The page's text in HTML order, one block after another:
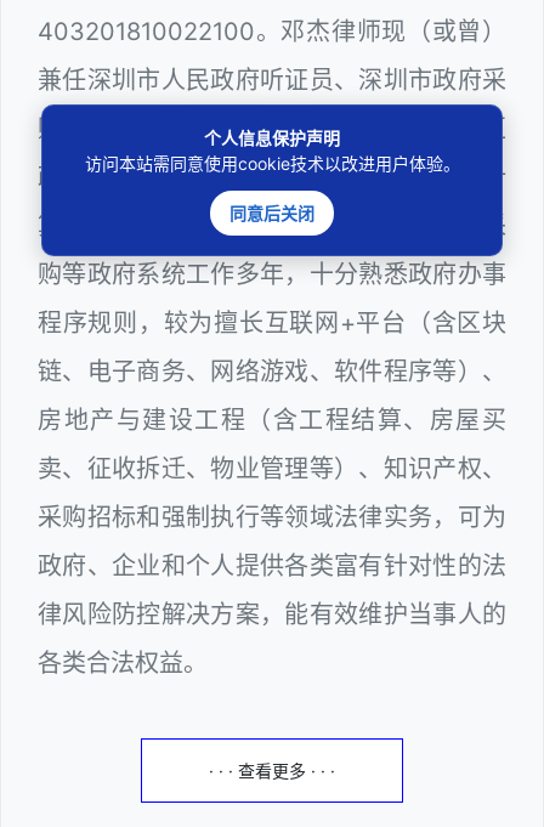
403201810022100。邓杰律师现（或曾）
兼任深圳市人民政府听证员、深圳市政府采
购评审专家（法律类），曾担任深圳市某区
政府部门公职律师、建设工程定标专家、计
算机信息网络安全员，在建筑工务、政府采
购等政府系统工作多年，十分熟悉政府办事
程序规则，较为擅长互联网+平台（含区块
链、电子商务、网络游戏、软件程序等）、
房地产与建设工程（含工程结算、房屋买
卖、征收拆迁、物业管理等）、知识产权、
采购招标和强制执行等领域法律实务，可为
政府、企业和个人提供各类富有针对性的法
律风险防控解决方案，能有效维护当事人的
各类合法权益。
· · · 查看更多 · · ·
个人信息保护声明
访问本站需同意使用cookie技术以改进用户体验。
同意后关闭